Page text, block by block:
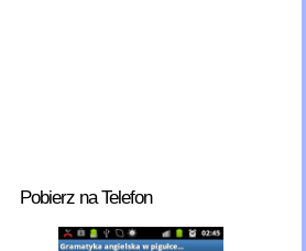
Pobierz na Telefon